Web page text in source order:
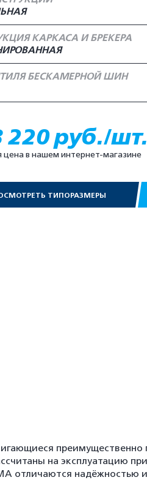
КАРКАСА И БРЕКЕРА
БЕСКАМЕРНОЙ ШИН
220 руб./шт.
цена в нашем интернет-магазине
ТИПОРАЗМЕРЫ
на эксплуатацию при
отличаются надёжностью